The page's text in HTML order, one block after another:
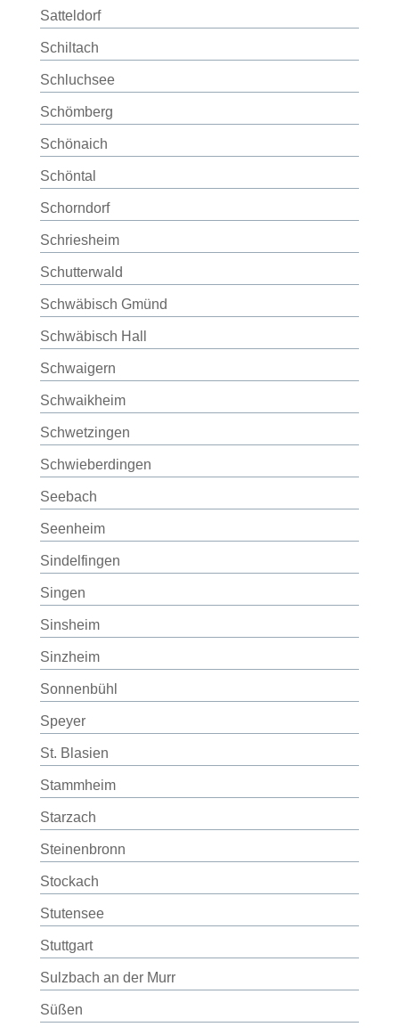
Satteldorf
Schiltach
Schluchsee
Schömberg
Schönaich
Schöntal
Schorndorf
Schriesheim
Schutterwald
Schwäbisch Gmünd
Schwäbisch Hall
Schwaigern
Schwaikheim
Schwetzingen
Schwieberdingen
Seebach
Seenheim
Sindelfingen
Singen
Sinsheim
Sinzheim
Sonnenbühl
Speyer
St. Blasien
Stammheim
Starzach
Steinenbronn
Stockach
Stutensee
Stuttgart
Sulzbach an der Murr
Süßen